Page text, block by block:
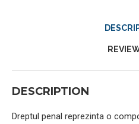
DESCRIPTION
Dreptul penal reprezinta o